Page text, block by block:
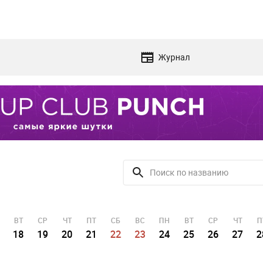
Журнал
ВТ
18
СР
19
ЧТ
20
ПТ
21
СБ
22
ВС
23
ПН
24
ВТ
25
СР
26
ЧТ
27